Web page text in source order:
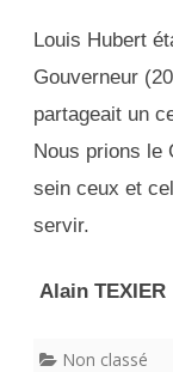
Louis Hubert
Gouverneur
partageait un
Nous prions le
sein ceux et
servir.
Alain TEXIER
Non classé